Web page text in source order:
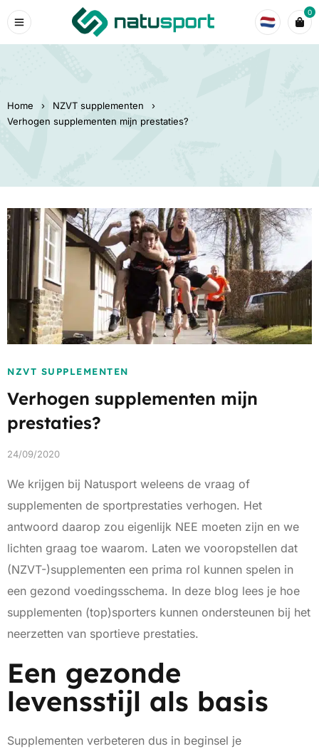
0
Home › NZVT supplementen
›
Verhogen supplementen mijn prestaties?
NZVT SUPPLEMENTEN
Verhogen supplementen mijn
prestaties?
24/09/2020
We krijgen bij Natusport weleens de vraag of
supplementen de sportprestaties verhogen. Het
antwoord daarop zou eigenlijk NEE moeten zijn en we
lichten graag toe waarom. Laten we vooropstellen dat
(NZVT-)supplementen een prima rol kunnen spelen in
een gezond voedingsschema. In deze blog lees je hoe
supplementen (top)sporters kunnen ondersteunen bij het
neerzetten van sportieve prestaties.
Een gezonde
levensstijl als basis
Supplementen verbeteren dus in beginsel je